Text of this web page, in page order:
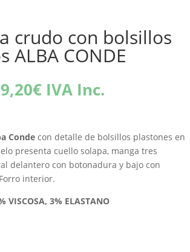
crudo con bolsillos
ALBA CONDE
€El
precio
es:
239,20€.
IVA Inc.
Conde con detalle de bolsillos plastones en
presenta cuello solapa, manga tres
delantero con botonadura y bajo con
interior.
VISCOSA, 3% ELASTANO